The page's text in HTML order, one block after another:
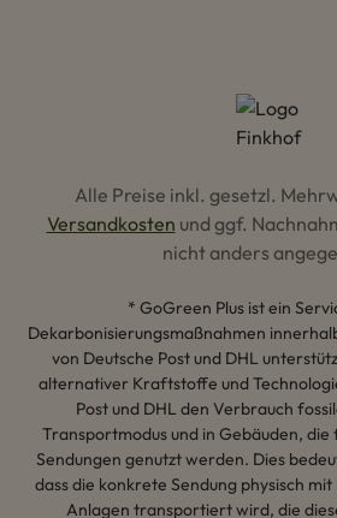
Alle Preise inkl. gesetzl.
Versandkosten und ggf.
nicht anders
* GoGreen Plus ist ein
Dekarbonisierungsmaßnahmen
von Deutsche Post und DHL
alternativer Kraftstoffe und
Post und DHL den Verbrauch
Transportmodus und in Gebäuden, die
Sendungen genutzt werden. Dies
dass die konkrete Sendung physisch
Anlagen transportiert wird, die